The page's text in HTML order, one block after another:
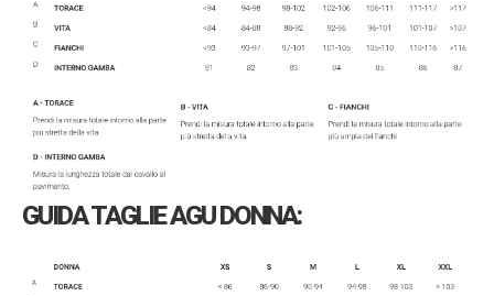
GUIDA TAGLIE AGU DONNA: